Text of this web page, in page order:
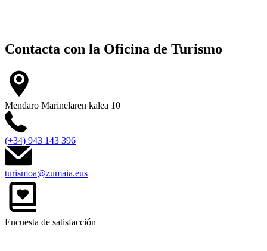
Contacta con la Oficina de Turismo
Mendaro Marinelaren kalea 10
(+34) 943 143 396
turismoa@zumaia.eus
Encuesta de satisfacción